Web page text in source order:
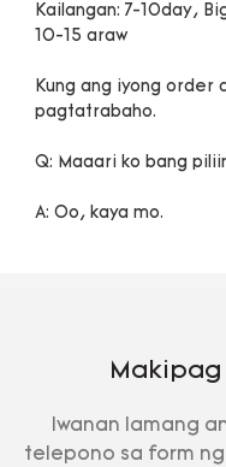
Kailangan: 7-10day,
Kung ang iyong order
Makipag
Iwanan lamang
telepono sa form